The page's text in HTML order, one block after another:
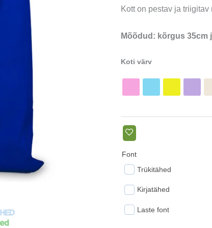
Kott on pestav ja
Mõõdud: kõrgus 35cm
Koti värv
Font
Trükitähed
Kirjatähed
Laste font